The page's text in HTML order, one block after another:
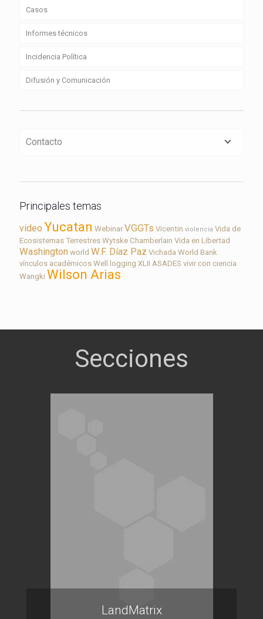
Casos
Informes técnicos
Incidencia Política
Difusión y Comunicación
Contacto
Principales temas
video Yucatan Webinar VGGTs Vicentin violencia Vida de
Ecosistemas Terrestres Wytske Chamberlain Vida en Libertad
Washington world W.F. Díaz Paz Vichada World Bank
vínculos académicos Well logging XLII ASADES vivir con ciencia
Wangki Wilson Arias
LandMatrix